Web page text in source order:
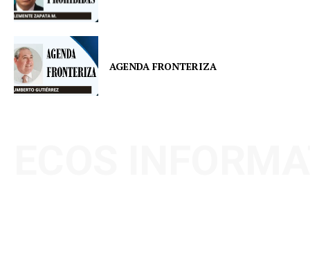
AGENDA FRONTERIZA